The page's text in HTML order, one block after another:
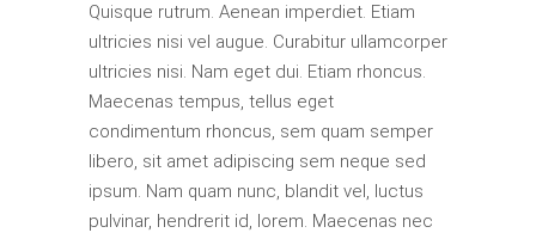
Quisque rutrum. Aenean imperdiet. Etiam
ultricies nisi vel augue. Curabitur ullamcorper
ultricies nisi. Nam eget dui. Etiam rhoncus.
Maecenas tempus, tellus eget
condimentum rhoncus, sem quam semper
libero, sit amet adipiscing sem neque sed
ipsum. Nam quam nunc, blandit vel, luctus
pulvinar, hendrerit id, lorem. Maecenas nec